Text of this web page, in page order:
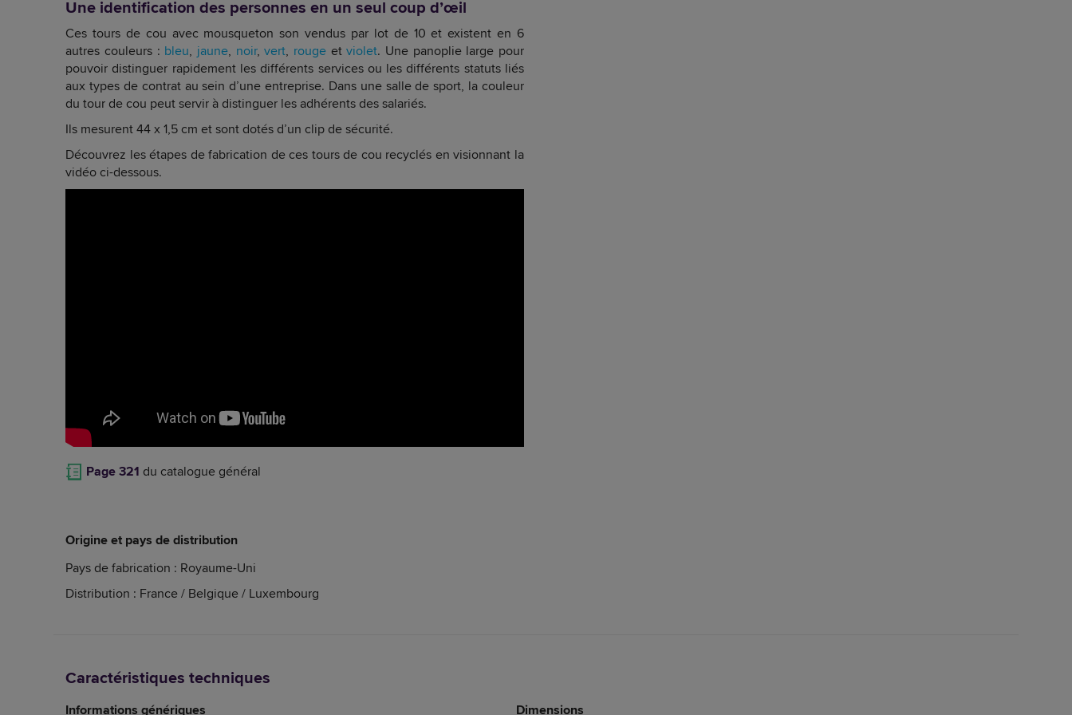
Une identification des personnes en un seul coup d’œil
Ces tours de cou avec mousqueton son vendus par lot de 10 et existent en 6
autres couleurs : bleu, jaune, noir,vert, rougeetviolet. Une panoplie large pour
pouvoir distinguer rapidement les différents services ou les différents statuts liés
aux types de contrat au sein d’une entreprise. Dans une salle de sport, la couleur
du tour de cou peut servir à distinguer les adhérents des salariés.
Ils mesurent 44 x 1,5 cm et sont dotés d’un clip de sécurité.
Découvrez les étapes de fabrication de ces tours de cou recyclés en visionnant la
vidéo ci-dessous.
Page 321 du catalogue général
Origine et pays de distribution
Pays de fabrication : Royaume-Uni
Distribution : France / Belgique / Luxembourg
Caractéristiques techniques
Informations génériques Dimensions